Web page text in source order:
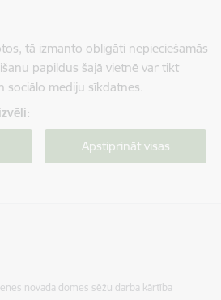
tā izmanto obligāti nepieciešamās
papildus šajā vietnē var tikt
sociālo mediju sīkdatnes.
Apstiprināt visas
novada domes sēžu darba kārtība